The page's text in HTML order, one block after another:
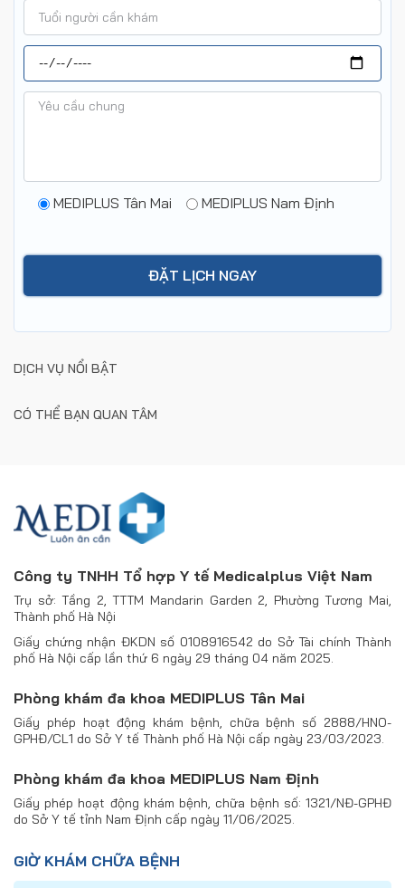
MEDIPLUS Tân Mai MEDIPLUS Nam Định
DỊCH VỤ NỔI BẬT
CÓ THỂ BẠN QUAN TÂM
Công ty TNHH Tổ hợp Y tế Medicalplus Việt Nam
Trụ sở: Tầng 2, TTTM Mandarin Garden 2, Phường Tương Mai,
Thành phố Hà Nội
Giấy chứng nhận ĐKDN số 0108916542 do Sở Tài chính Thành
phố Hà Nội cấp lần thứ 6 ngày 29 tháng 04 năm 2025.
Phòng khám đa khoa MEDIPLUS Tân Mai
Giấy phép hoạt động khám bệnh, chữa bệnh số 2888/HNO-
GPHĐ/CL1 do Sở Y tế Thành phố Hà Nội cấp ngày 23/03/2023.
Phòng khám đa khoa MEDIPLUS Nam Định
Giấy phép hoạt động khám bệnh, chữa bệnh số: 1321/NĐ-GPHĐ
do Sở Y tế tỉnh Nam Định cấp ngày 11/06/2025.
GIỜ KHÁM CHỮA BỆNH